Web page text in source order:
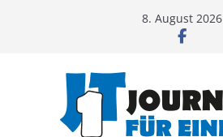
8. August 2026